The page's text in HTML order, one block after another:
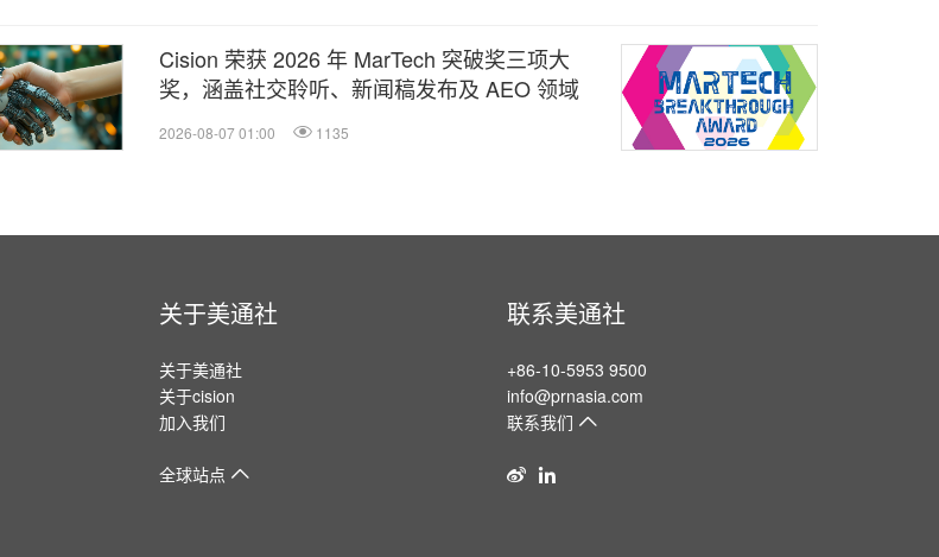
Cision 荣获 2026 年 MarTech 突破奖三项大
奖，涵盖社交聆听、新闻稿发布及 AEO 领域
2026-08-07 01:00 1135
关于美通社
关于美通社
关于cision
加入我们
全球站点
联系美通社
+86-10-5953 9500
info@prnasia.com
联系我们